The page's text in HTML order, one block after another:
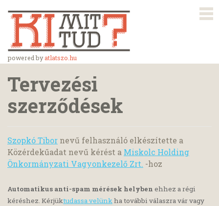
powered byatlatszo.hu
Tervezési
szerződések
Szopkó Tibor nevű felhasználó elkészítette a
Közérdekűadat nevű kérést a Miskolc Holding
Önkormányzati Vagyonkezelő Zrt. -hoz
Automatikus anti-spam mérések helyben ehhez a régi
kéréshez. Kérjüktudassa velünkha további válaszra vár vagy